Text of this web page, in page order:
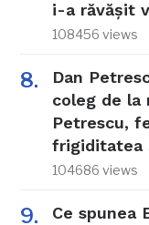
i-a răvășit
108456 views
Dan
coleg de la
Petrescu,
frigiditatea
104686 views
Ce spunea